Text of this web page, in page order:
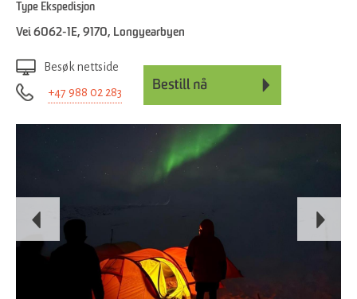
Type Ekspedisjon
Vei 6062-1E, 9170, Longyearbyen
Besøk nettside
+47 988 02 283